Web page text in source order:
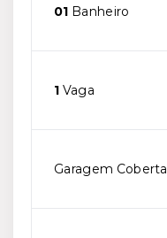
01 Banheiro
1 Vaga
Garagem Coberta